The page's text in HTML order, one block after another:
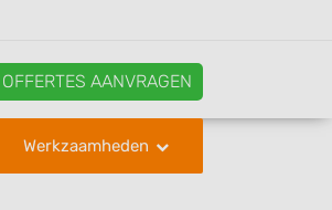
OFFERTES AANVRAGEN
Werkzaamheden